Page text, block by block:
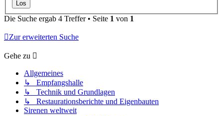
Die Suche ergab 4 Treffer • Seite 1 von 1
Zur erweiterten Suche
Gehe zu
Allgemeines
↳ Empfangshalle
↳ Technik und Grundlagen
↳ Restaurationsberichte und Eigenbauten
Sirenen weltweit